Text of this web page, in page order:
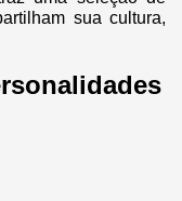
sua cultura,